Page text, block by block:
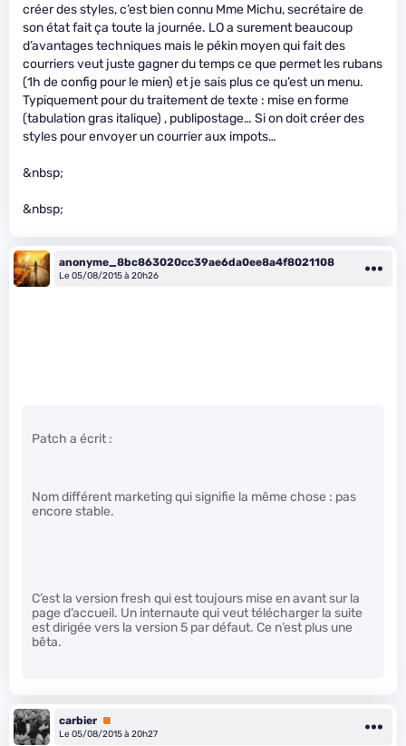
créer des styles, c’est bien connu Mme Michu, secrétaire de
son état fait ça toute la journée. LO a surement beaucoup
d’avantages techniques mais le pékin moyen qui fait des
courriers veut juste gagner du temps ce que permet les rubans
(1h de config pour le mien) et je sais plus ce qu’est un menu.
Typiquement pour du traitement de texte : mise en forme
(tabulation gras italique) , publipostage… Si on doit créer des
styles pour envoyer un courrier aux impots…
&nbsp;
&nbsp;
anonyme_8bc863020cc39ae6da0ee8a4f8021108
Le 05/08/2015 à 20h26
Patch a écrit :
Nom différent marketing qui signifie la même chose : pas
encore stable.
C’est la version fresh qui est toujours mise en avant sur la
page d’accueil. Un internaute qui veut télécharger la suite
est dirigée vers la version 5 par défaut. Ce n’est plus une
bêta.
carbier Premium
Le 05/08/2015 à 20h27